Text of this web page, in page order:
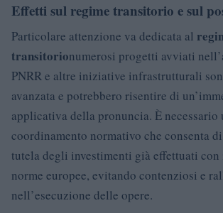
Effetti sul regime transitorio e sul
Particolare attenzione va dedicata al
transitorionumerosi progetti avviati
PNRR e altre iniziative infrastrutturali
avanzata e potrebbero risentire di
applicativa della pronuncia. È necessario
coordinamento normativo che consenta
tutela degli investimenti già effettuati
norme europee, evitando contenziosi e
nell’esecuzione delle opere.